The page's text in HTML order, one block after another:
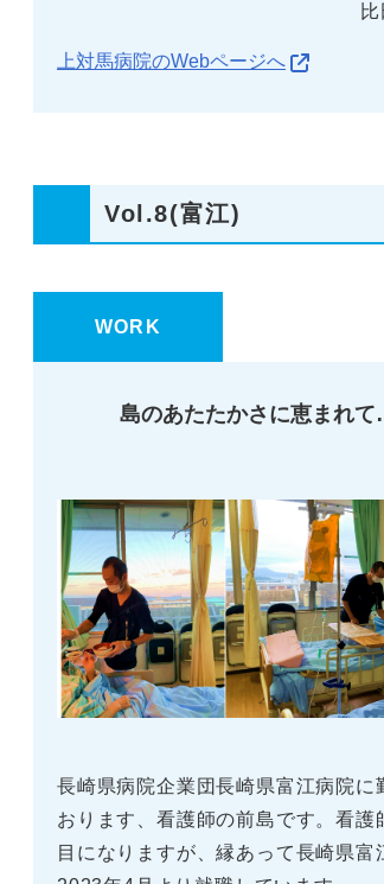
上対馬病院のWebページへ
Vol.8(富江)
WORK
島のあたたかさに恵まれ
長崎県病院企業団長崎県富江病院に
おります、看護師の前島です。看護
目になりますが、縁あって長崎県富